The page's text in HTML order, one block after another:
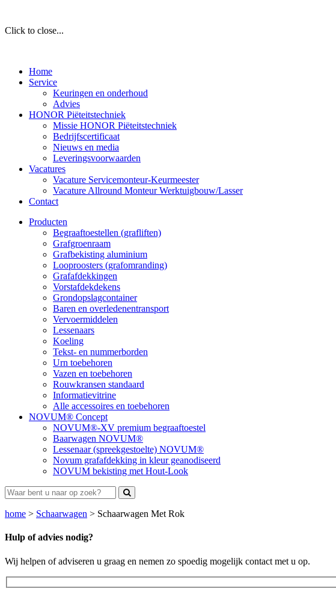
Click to close...
Home
Service
Keuringen en onderhoud
Advies
HONOR Piëteitstechniek
Missie HONOR Piëteitstechniek
Bedrijfscertificaat
Nieuws en media
Leveringsvoorwaarden
Vacatures
Vacature Servicemonteur-Keurmeester
Vacature Allround Monteur Werktuigbouw/Lasser
Contact
Producten
Begraaftoestellen (grafliften)
Grafgroenraam
Grafbekisting aluminium
Looproosters (grafomranding)
Grafafdekkingen
Vorstafdekdekens
Grondopslagcontainer
Baren en overledenentransport
Vervoermiddelen
Lessenaars
Koeling
Tekst- en nummerborden
Urn toebehoren
Vazen en toebehoren
Rouwkransen standaard
Informatievitrine
Alle accessoires en toebehoren
NOVUM® Concept
NOVUM®-XV premium begraaftoestel
Baarwagen NOVUM®
Lessenaar (spreekgestoelte) NOVUM®
Novum grafafdekking in kleur geanodiseerd
NOVUM bekisting met Hout-Look
home > Schaarwagen > Schaarwagen Met Rok
Hulp of advies nodig?
Wij helpen of adviseren u graag en nemen zo spoedig mogelijk contact met u op.